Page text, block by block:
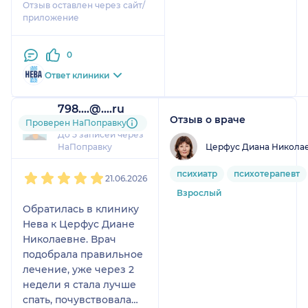
что хожу по кругу.
Прием прошел
комфортно. Чувствуешь,
что тебя действительно
слышат: без осуждений,
я говорю.
Будем разбираться в
причинах моего
Отзыв оставлен через сайт/
приложение
0
Ответ клиники
798....@....ru
1 отзыв
До 5 записей через
НаПоправку
Проверен НаПоправку
21.06.2026
Обратилась в клинику
Нева к Церфус Диане
Николаевне. Врач
подобрала правильное
лечение, уже через 2
недели я стала лучше
спать, почувствовала
Отзыв о враче
Церфус Диана
психиатр
психотерапевт
Взрослый